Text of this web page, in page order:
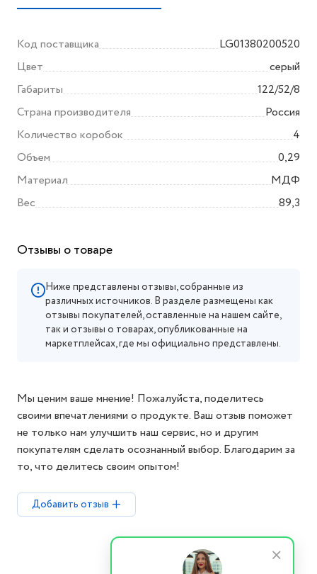
Код поставщика
LG01380200520
Цвет
серый
Габариты
122/52/8
Страна производителя
Россия
Количество коробок
4
Объем
0,29
Материал
МДФ
Вес
89,3
Отзывы о товаре
Ниже представлены отзывы, собранные из
различных источников. В разделе размещены как
отзывы покупателей, оставленные на нашем сайте,
так и отзывы о товарах, опубликованные на
маркетплейсах, где мы официально представлены.
Мы ценим ваше мнение! Пожалуйста, поделитесь
своими впечатлениями о продукте. Ваш отзыв поможет
не только нам улучшить наш сервис, но и другим
покупателям сделать осознанный выбор. Благодарим за
то, что делитесь своим опытом!
Добавить отзыв